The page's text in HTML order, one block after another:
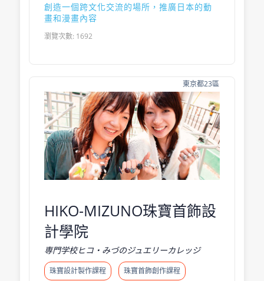
創造一個跨文化交流的場所，推廣日本的動
畫和漫畫內容
瀏覽次數: 1692
HIKO-MIZUNO珠寶首飾設
計學院
専門学校ヒコ・みづのジュエリーカレッジ
珠寶設計製作課程 珠寶首飾創作課程
東京都23區